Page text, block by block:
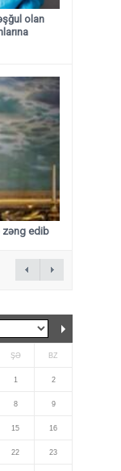
olan
zəng edib
ŞƏ BZ
1 2
8 9
15 16
22 23